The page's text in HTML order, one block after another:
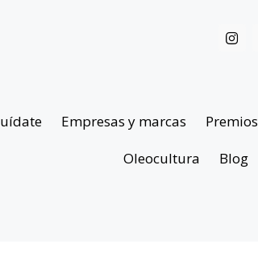
Empresas y marcas Premios
Oleocultura
Blog